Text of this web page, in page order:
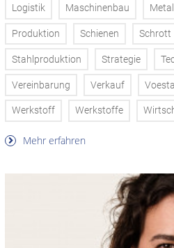
Logistik Maschinenbau
Produktion Schienen Schrott
Stahlproduktion Strategie
Vereinbarung Verkauf
Werkstoff Werkstoffe
Mehr erfahren